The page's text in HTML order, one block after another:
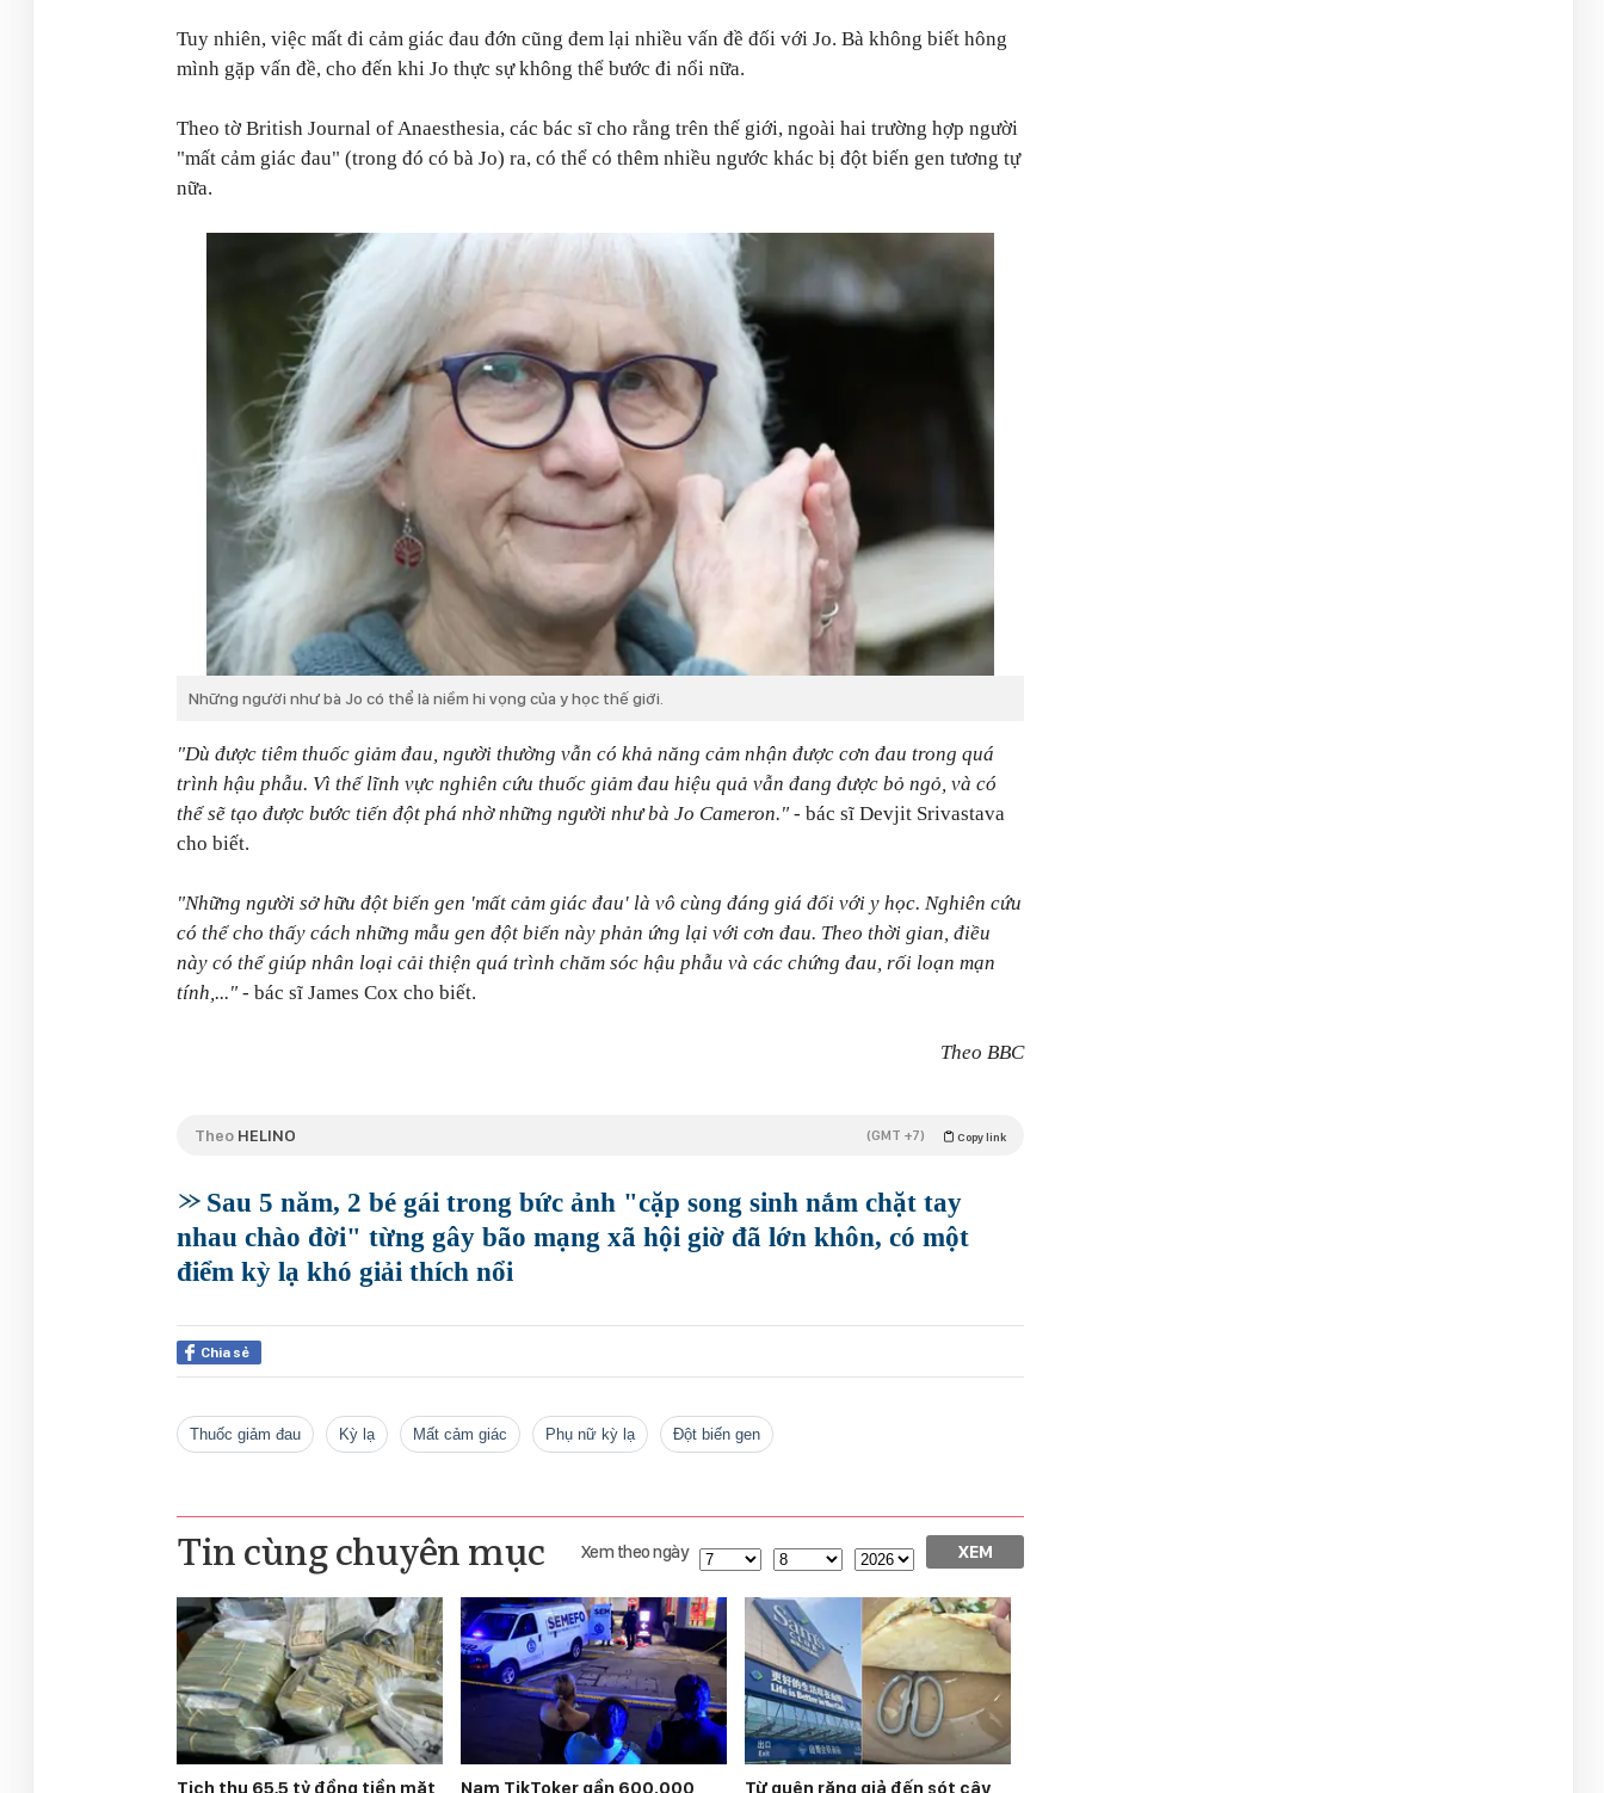
Tuy nhiên, việc mất đi cảm giác đau đớn cũng đem lại nhiều vấn đề đối với Jo. Bà không biết hông
mình gặp vấn đề, cho đến khi Jo thực sự không thể bước đi nổi nữa.
Theo tờ British Journal of Anaesthesia, các bác sĩ cho rằng trên thế giới, ngoài hai trường hợp người
"mất cảm giác đau" (trong đó có bà Jo) ra, có thể có thêm nhiều ngước khác bị đột biến gen tương tự
nữa.
Những người như bà Jo có thể là niềm hi vọng của y học thế giới.
"Dù được tiêm thuốc giảm đau, người thường vẫn có khả năng cảm nhận được cơn đau trong quá
trình hậu phẫu. Vì thế lĩnh vực nghiên cứu thuốc giảm đau hiệu quả vẫn đang được bỏ ngỏ, và có
thể sẽ tạo được bước tiến đột phá nhờ những người như bà Jo Cameron." - bác sĩ Devjit Srivastava
cho biết.
"Những người sở hữu đột biến gen 'mất cảm giác đau' là vô cùng đáng giá đối với y học. Nghiên cứu
có thể cho thấy cách những mẫu gen đột biến này phản ứng lại với cơn đau. Theo thời gian, điều
này có thể giúp nhân loại cải thiện quá trình chăm sóc hậu phẫu và các chứng đau, rối loạn mạn
tính,..." - bác sĩ James Cox cho biết.
Theo BBC
Theo HELINO Copy link
(GMT +7)
Sau 5 năm, 2 bé gái trong bức ảnh "cặp song sinh nắm chặt tay
nhau chào đời" từng gây bão mạng xã hội giờ đã lớn khôn, có một
điểm kỳ lạ khó giải thích nổi
Chia sẻ
Thuốc giảm đau kỳ lạ mất cảm giác phụ nữ kỳ lạ đột biến gen
Tin cùng chuyên mục Xem theo ngày XEM
Tịch thu 65,5 tỷ đồng tiền mặt Nam TikToker gần 600.000 Từ quên răng giả đến sót cây